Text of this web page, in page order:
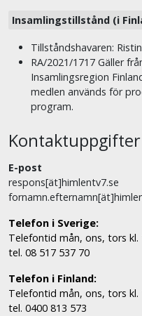
Insamlingstillstånd (i
Tillståndshavaren:
RA/2021/1717 Gäller
Insamlingsregion
medlen används för
program.
Kontaktuppgifter
E-post
respons[ät]himlentv7.se
Telefon i Sverige:
Telefontid mån, ons, tors kl.
tel. 08 517 537 70
Telefon i Finland:
Telefontid mån, ons, tors kl.
tel. 0400 813 573